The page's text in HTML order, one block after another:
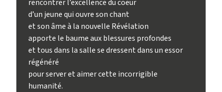
rencontrer l’excellence du coeur
d’un jeune qui ouvre son chant
et son âme à la nouvelle Révélation
apporte le baume aux blessures profondes
et tous dans la salle se dressent dans un essor
régénéré
pour server et aimer cette incorrigible
humanité.